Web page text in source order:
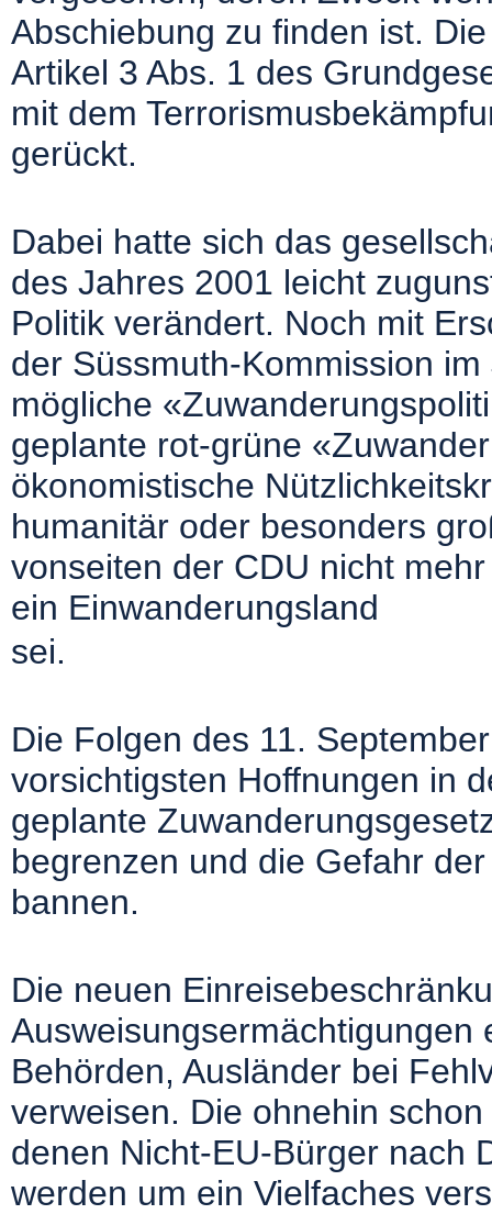
Abschiebung zu finden ist.
Artikel 3 Abs. 1 des
mit dem
gerückt.
Dabei hatte sich das
des Jahres 2001 leicht
Politik verändert. Noch mit
der Süssmuth-Kommission
mögliche
geplante rot-grüne
ökonomistische
humanitär oder besonders
vonseiten der CDU nicht
ein Einwanderungsland
sei.
Die Folgen des 11.
vorsichtigsten Hoffnungen in
geplante
begrenzen und die Gefahr
bannen.
Die neuen
Behörden, Ausländer bei
verweisen. Die ohnehin
denen Nicht-EU-Bürger nach
werden um ein Vielfaches